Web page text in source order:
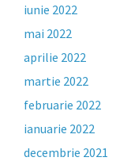
iunie 2022
mai 2022
aprilie 2022
martie 2022
februarie 2022
ianuarie 2022
decembrie 2021